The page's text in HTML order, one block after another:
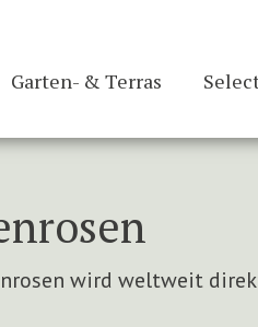
Garten- & Terras
wird weltweit